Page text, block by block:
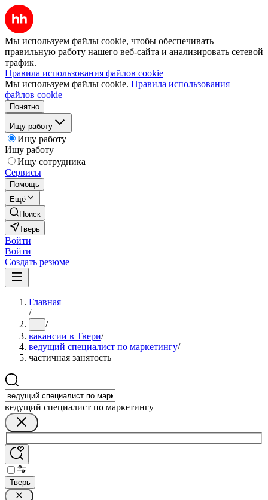
Мы используем файлы cookie, чтобы обеспечивать
правильную работу нашего веб-сайта и анализировать сетевой
трафик.
Правила использования файлов cookie
Мы используем файлы cookie. Правила использования
файлов cookie
Понятно
Ищу работу
Ищу работу
Ищу работу
Ищу сотрудника
Сервисы
Помощь
Ещё
Поиск
Тверь
Войти
Войти
Создать резюме
Главная
/
... /
вакансии в Твери/
ведущий специалист по маркетингу/
частичная занятость
ведущий специалист по маркетингу
Тверь